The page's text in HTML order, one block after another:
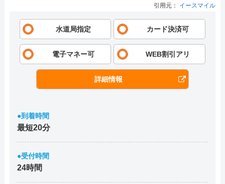
引用元： イースマイル
水道局指定 カード決済可
電子マネー可 WEB割引アリ
詳細情報
●到着時間
最短20分
●受付時間
24時間